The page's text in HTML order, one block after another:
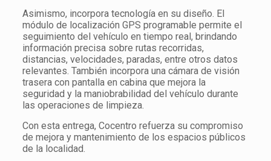
Asimismo, incorpora tecnología en su diseño. El
módulo de localización GPS programable permite el
seguimiento del vehículo en tiempo real, brindando
información precisa sobre rutas recorridas,
distancias, velocidades, paradas, entre otros datos
relevantes. También incorpora una cámara de visión
trasera con pantalla en cabina que mejora la
seguridad y la maniobrabilidad del vehículo durante
las operaciones de limpieza.
Con esta entrega, Cocentro refuerza su compromiso
de mejora y mantenimiento de los espacios públicos
de la localidad.